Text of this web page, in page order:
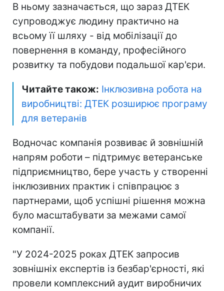
В ньому зазначається, що зараз ДТЕК
супроводжує людину практично на
всьому її шляху - від мобілізації до
повернення в команду, професійного
розвитку та побудови подальшої кар'єри.
Читайте також: Інклюзивна робота на
виробництві: ДТЕК розширює програму
для ветеранів
Водночас компанія розвиває й зовнішній
напрям роботи – підтримує ветеранське
підприємництво, бере участь у створенні
інклюзивних практик і співпрацює з
партнерами, щоб успішні рішення можна
було масштабувати за межами самої
компанії.
"У 2024-2025 роках ДТЕК запросив
зовнішніх експертів із безбар'єрності, які
провели комплексний аудит виробничих